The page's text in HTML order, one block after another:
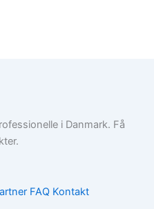
i Danmark. Få
FAQ Kontakt